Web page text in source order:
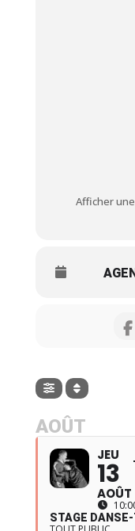
Afficher
AOÛT
JEU
13
AOÛT
STAGE